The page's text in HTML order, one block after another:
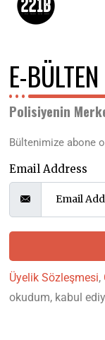
E-BÜLTEN
Polisiyenin
Bültenimize abone
Email Address
Üyelik Sözleşmesi,
okudum, kabul